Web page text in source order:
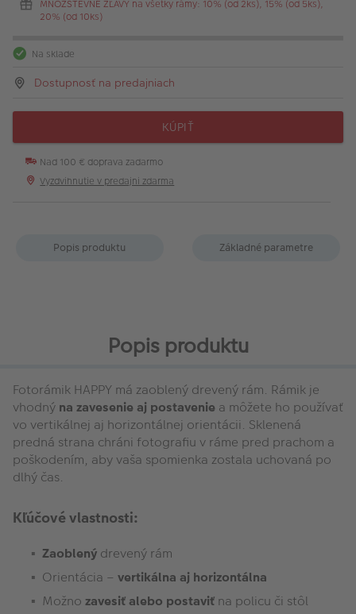
MNOŽSTEVNÉ ZĽAVY na všetky rámy: 10% (od 2ks), 15% (od 5ks),
20% (od 10ks)
Na sklade
Dostupnosť na predajniach
KÚPIŤ
Nad 100 € doprava zadarmo
Vyzdvihnutie v predajni zdarma
Popis produktu Základné parametre
Popis produktu
Fotorámik HAPPY má zaoblený drevený rám. Rámik je
vhodný na zavesenie aj postavenie a môžete ho používať
vo vertikálnej aj horizontálnej orientácii. Sklenená
predná strana chráni fotografiu v ráme pred prachom a
poškodením, aby vaša spomienka zostala uchovaná po
dlhý čas.
Kľúčové vlastnosti:
Zaoblený drevený rám
Orientácia – vertikálna aj horizontálna
Možno zavesiť alebo postaviť na policu či stôl